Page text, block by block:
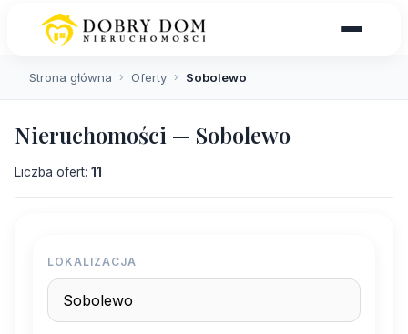
Strona główna › Oferty › Sobolewo
Nieruchomości — Sobolewo
Liczba ofert: 11
LOKALIZACJA